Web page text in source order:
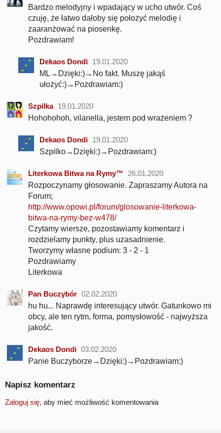
Bardzo melodyjny i wpadający w ucho utwór. Coś
czuję, że łatwo dałoby się położyć melodię i
zaaranżować na piosenkę.
Pozdrawiam!
Dekaos Dondi 19.01.2020
ML→Dzięki:)→No fakt. Muszę jakąś
ułożyć:)→Pozdrawiam:)
Szpilka 19.01.2020
Hohohohoh, vilanella, jestem pod wrażeniem ?
Dekaos Dondi 19.01.2020
Szpilko→Dzięki:)→Pozdrawiam:)
Literkowa Bitwa na Rymy™
26.01.2020
Rozpoczynamy głosowanie. Zapraszamy Autora na
Forum;
http://www.opowi.pl/forum/glosowanie-literkowa-
bitwa-na-rymy-bez-w478/
Czytamy wiersze, pozostawiamy komentarz i
rozdzielamy punkty, plus uzasadnienie.
Tworzymy własne podium: 3 - 2 - 1
Pozdrawiamy
Literkowa
Pan Buczybór 02.02.2020
hu hu... Naprawdę interesujący utwór. Gatunkowo mi
obcy, ale ten rytm, forma, pomysłowość - najwyższa
jakość.
Dekaos Dondi 03.02.2020
Panie Buczyborze→Dzięki:)→Pozdrawiam:)
Napisz komentarz
Zaloguj się, aby mieć możliwość komentowania